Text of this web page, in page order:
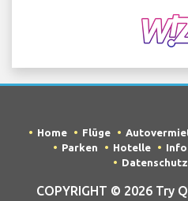
Home Flüge
Parken
Hotelle Info
Datenschutz
COPYRIGHT © 2026 Try